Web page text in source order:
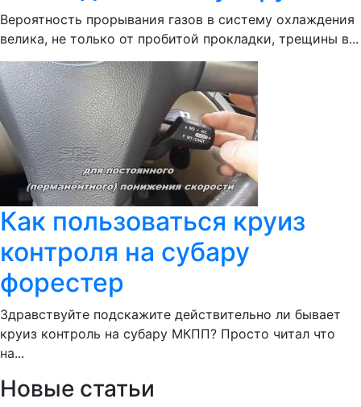
Вероятность прорывания газов в систему охлаждения
велика, не только от пробитой прокладки, трещины в...
Как пользоваться круиз
контроля на субару
форестер
Здравствуйте подскажите действительно ли бывает
круиз контроль на субару МКПП? Просто читал что
на...
Новые статьи